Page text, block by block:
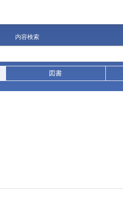
内容検索
図書